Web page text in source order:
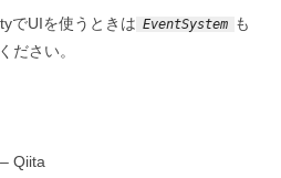
でUIを使うときは EventSystem も
ださい。
Qiita